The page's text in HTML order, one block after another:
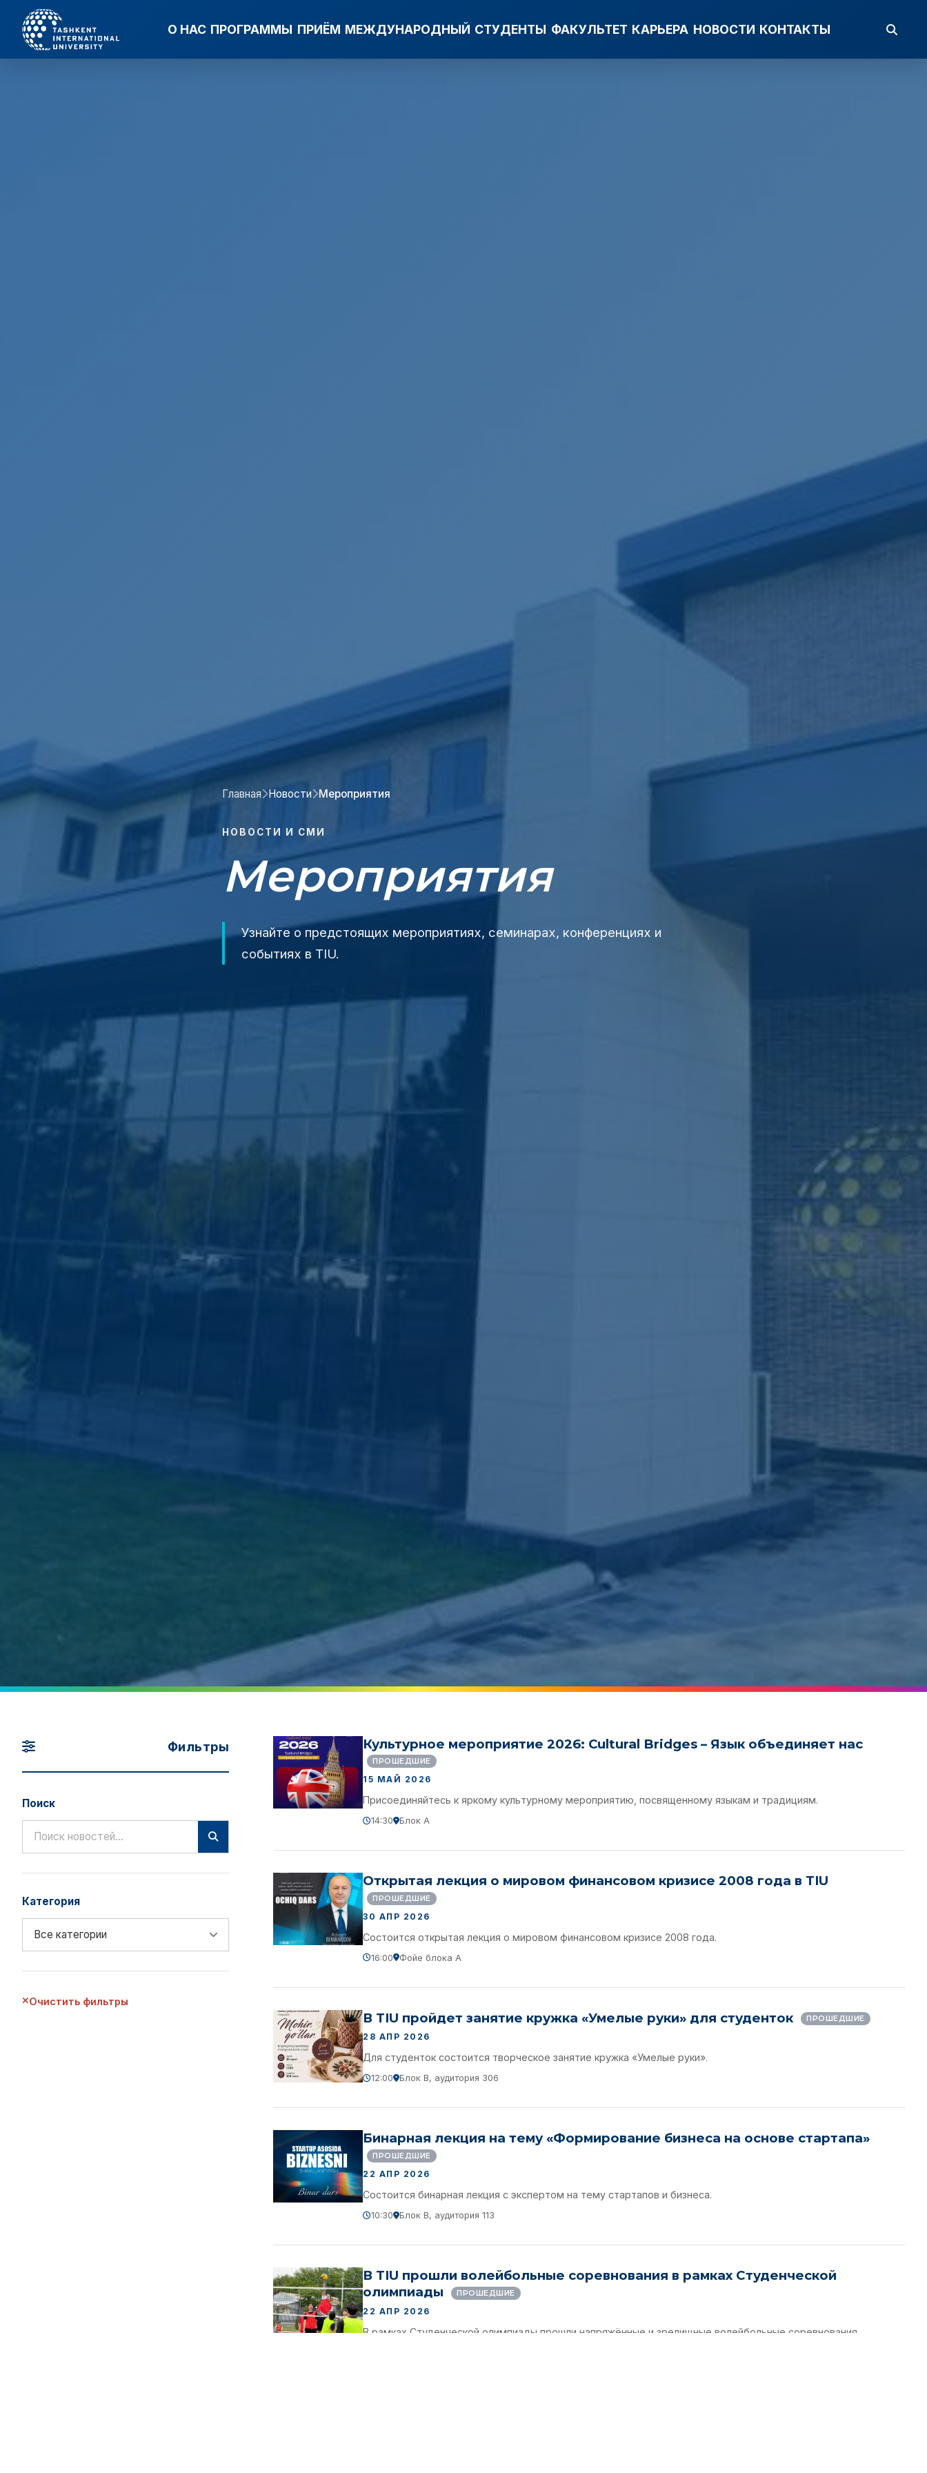
О НАС ПРОГРАММЫ ПРИЁМ МЕЖДУНАРОДНЫЙ СТУДЕНТЫ ФАКУЛЬТЕТ КАРЬЕРА НОВОСТИ КОНТАКТЫ
Главная Новости Мероприятия
НОВОСТИ И СМИ
Мероприятия
Узнайте о предстоящих мероприятиях, семинарах, конференциях и
событиях в TIU.
Фильтры
Поиск
Категория
Очистить фильтры
Культурное мероприятие 2026: Cultural Bridges – Язык объединяет нас
ПРОШЕДШИЕ
15 МАЙ 2026
Присоединяйтесь к яркому культурному мероприятию, посвященному языкам и традициям.
14:30 Блок A
Открытая лекция о мировом финансовом кризисе 2008 года в TIU
ПРОШЕДШИЕ
30 АПР 2026
Состоится открытая лекция о мировом финансовом кризисе 2008 года.
16:00 Фойе блока A
В TIU пройдет занятие кружка «Умелые руки» для студенток ПРОШЕДШИЕ
28 АПР 2026
Для студенток состоится творческое занятие кружка «Умелые руки».
12:00 Блок B, аудитория 306
Бинарная лекция на тему «Формирование бизнеса на основе стартапа»
ПРОШЕДШИЕ
22 АПР 2026
Состоится бинарная лекция с экспертом на тему стартапов и бизнеса.
10:30 Блок B, аудитория 113
В TIU прошли волейбольные соревнования в рамках Студенческой
олимпиады
ПРОШЕДШИЕ
22 АПР 2026
В рамках Студенческой олимпиады прошли напряжённые и зрелищные волейбольные соревнования.